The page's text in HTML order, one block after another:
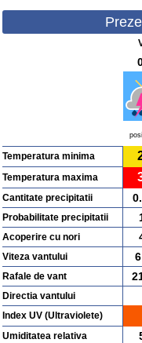
Temperatura minima
Temperatura maxima
Cantitate precipitatii
Probabilitate precipitatii
Acoperire cu nori
Viteza vantului 6
Rafale de vant
Directia vantului
Index UV (Ultraviolete)
Umiditatea relativa